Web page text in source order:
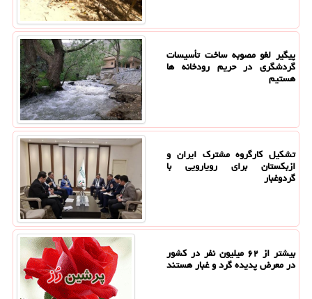
پیگیر لغو مصوبه ساخت تأسیسات
گردشگری در حریم رودخانه ها
هستیم
تشکیل کارگروه مشترک ایران و
ازبکستان برای رویارویی با
گردوغبار
بیشتر از ۶۲ میلیون نفر در کشور
در معرض پدیده گرد و غبار هستند